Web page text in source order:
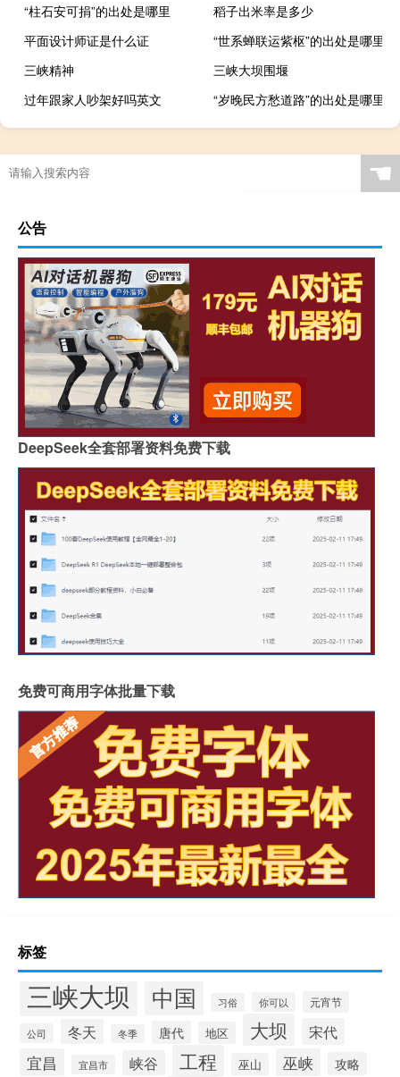
“柱石安可捐”的出处是哪里
稻子出米率是多少
平面设计师证是什么证
“世系蝉联运紫枢”的出处是哪里
三峡精神
三峡大坝围堰
过年跟家人吵架好吗英文
“岁晚民方愁道路”的出处是哪里
☚
公告
DeepSeek全套部署资料免费下载
免费可商用字体批量下载
标签
三峡大坝 中国 习俗 你可以 元宵节
公司 冬天 冬季 唐代 地区 大坝 宋代
宜昌 宜昌市 峡谷 工程 巫山 巫峡 攻略